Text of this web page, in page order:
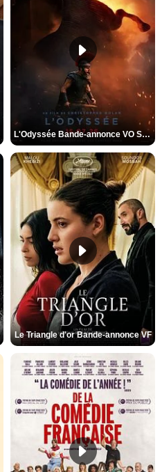
L'Odyssée Bande-annonce VO STFR
Le Triangle d'or Bande-annonce VF